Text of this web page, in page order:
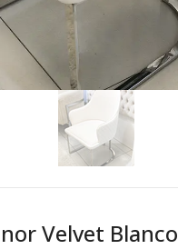
Velvet Blanco